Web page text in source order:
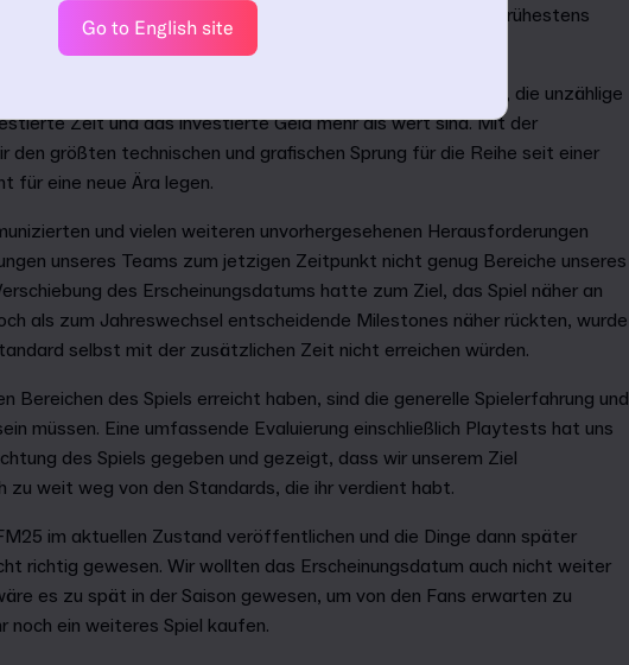
und finanzieller Vorschriften konnten wir diese Mitteilung frühestens
dem bestmöglichen Preis-Leistungs-Verhältnis zu liefern, die unzählige
Zeit und das investierte Geld mehr als wert sind. Mit der
größten technischen und grafischen Sprung für die Reihe seit einer
für eine neue Ära legen.
und vielen weiteren unvorhergesehenen Herausforderungen
unseres Teams zum jetzigen Zeitpunkt nicht genug Bereiche unseres
des Erscheinungsdatums hatte zum Ziel, das Spiel näher an
als zum Jahreswechsel entscheidende Milestones näher rückten, wurde
selbst mit der zusätzlichen Zeit nicht erreichen würden.
Bereichen des Spiels erreicht haben, sind die generelle Spielerfahrung und
müssen. Eine umfassende Evaluierung einschließlich Playtests hat uns
des Spiels gegeben und gezeigt, dass wir unserem Ziel
zu weit weg von den Standards, die ihr verdient habt.
im aktuellen Zustand veröffentlichen und die Dinge dann später
richtig gewesen. Wir wollten das Erscheinungsdatum auch nicht weiter
es zu spät in der Saison gewesen, um von den Fans erwarten zu
noch ein weiteres Spiel kaufen.
Go to English site